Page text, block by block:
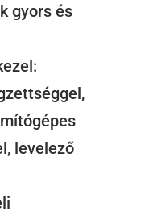
gyors és
levelező